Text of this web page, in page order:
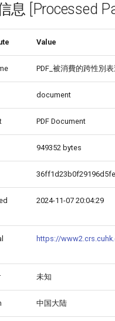
息 [Processed
Value
PDF_被消費的跨性別
document
PDF Document
949352 bytes
2024-11-07 20:04:29
https://
未知
中国大陆